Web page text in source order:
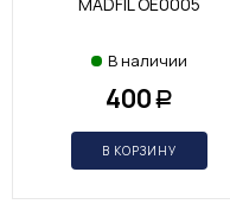
MADFIL OE0005
В наличии
400 Р
В КОРЗИНУ